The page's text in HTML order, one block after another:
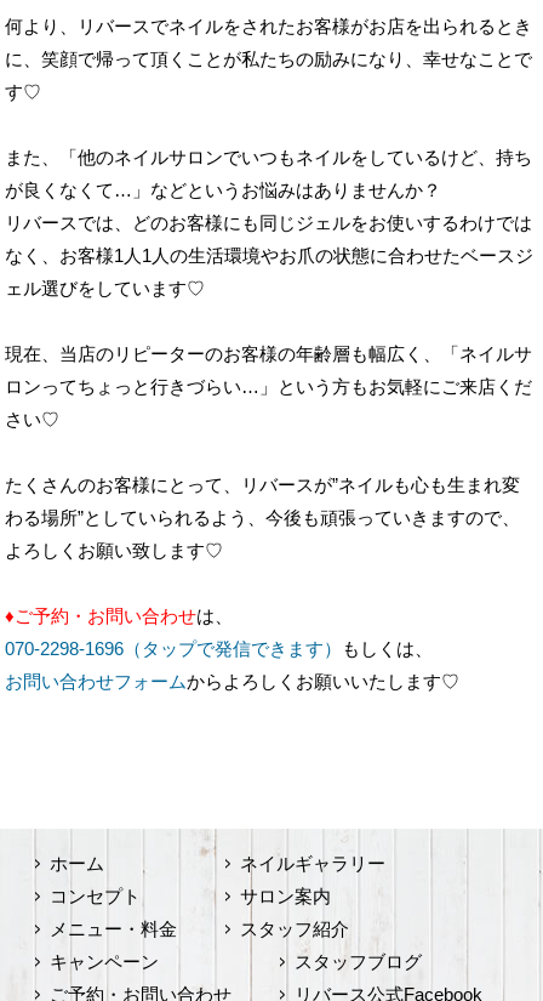
また、「他のネイルサロンでいつもネイルをしているけど、持ち
が良くなくて…」などというお悩みはありませんか？
なく、お客様1人1人の生活環境やお爪の状態に合わせたベースジ
ェル選びをしています♡
現在、当店のリピーターのお客様の年齢層も幅広く、「ネイルサ
ロンってちょっと行きづらい…」という方もお気軽にご来店くだ
たくさんのお客様にとって、リバースが”ネイルも心も生まれ変
わる場所”としていられるよう、今後も頑張っていきますので、
♦ご予約・お問い合わせは、
070-2298-1696（タップで発信できます）
メニュー・料金
スタッフ紹介
キャンペーン
ご予約・お問い合わせ
サイトマップ
スタッフブログ
リバース公式Facebook
リバース公式Twitter